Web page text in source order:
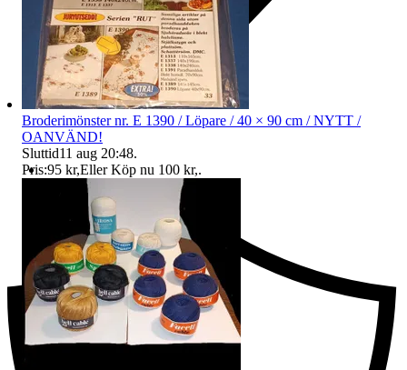
Ersättning om du inte får din vara
Broderimönster nr. E 1390 / Löpare / 40 × 90 cm / NYTT /
OANVÄND!
Sluttid11 aug 20:48.
Pris:95 kr,Eller Köp nu 100 kr,.